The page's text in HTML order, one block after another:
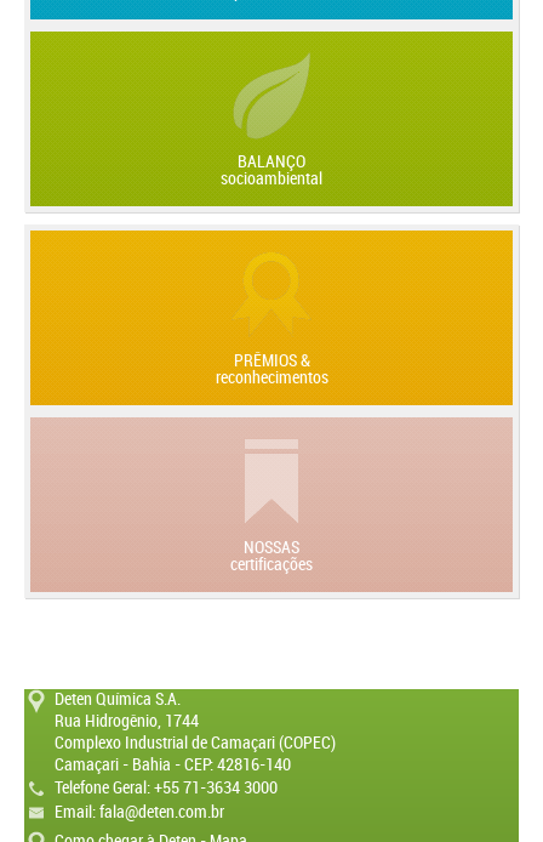
BALANÇO
socioambiental
PRÊMIOS &
reconhecimentos
NOSSAS
certificações
Deten Química S.A.
Rua Hidrogênio, 1744
Complexo Industrial de Camaçari (COPEC)
Camaçari - Bahia - CEP: 42816-140
Telefone Geral: +55 71-3634 3000
Email:fala@deten.com.br